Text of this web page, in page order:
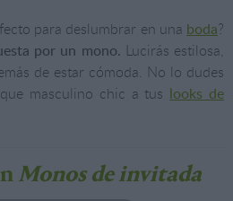
para deslumbrar en una boda?
por un mono. Lucirás estilosa,
de estar cómoda. No lo dudes
masculino chic a tus looks de
Monos de invitada